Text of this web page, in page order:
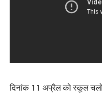
दिनांक 11 अप्रैल को स्कूल चलो